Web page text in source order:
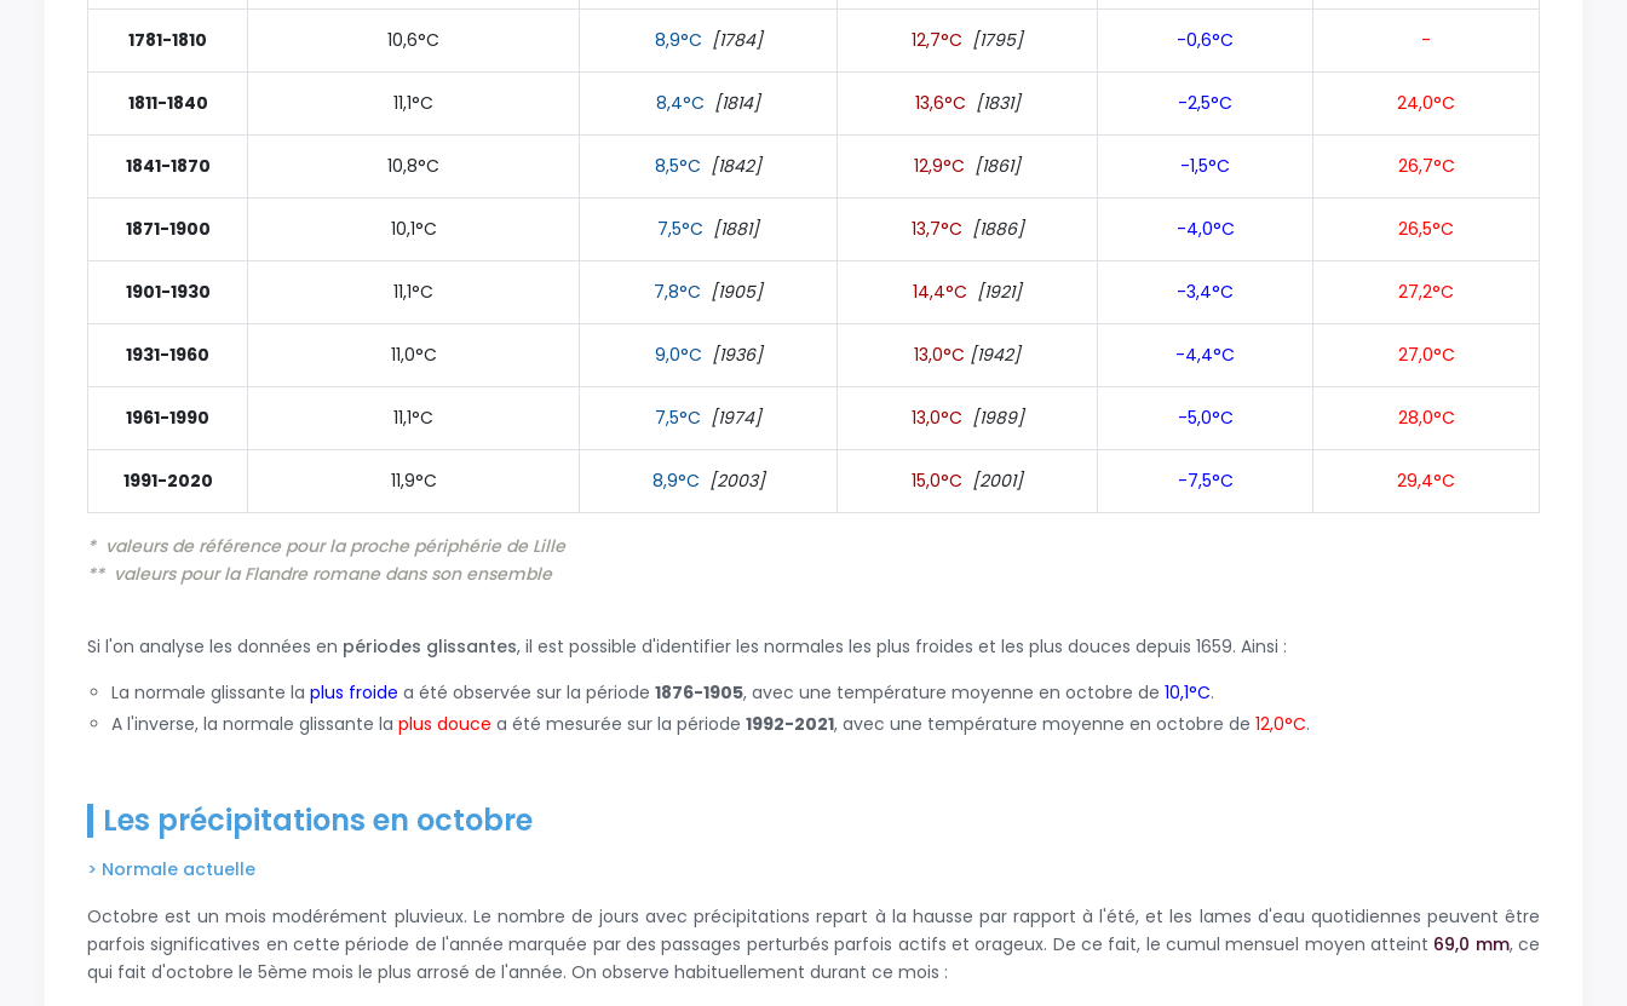
1781-1810 10,6°C 8,9°C [1784] 12,7°C [1795] -0,6°C -
1811-1840 11,1°C 8,4°C [1814] 13,6°C [1831] -2,5°C 24,0°C
1841-1870 10,8°C 8,5°C [1842] 12,9°C [1861] -1,5°C 26,7°C
1871-1900 10,1°C 7,5°C [1881] 13,7°C [1886] -4,0°C 26,5°C
1901-1930 11,1°C 7,8°C [1905] 14,4°C [1921] -3,4°C 27,2°C
1931-1960 11,0°C 9,0°C [1936] 13,0°C [1942] -4,4°C 27,0°C
1961-1990 11,1°C 7,5°C [1974] 13,0°C [1989] -5,0°C 28,0°C
1991-2020 11,9°C 8,9°C [2003] 15,0°C [2001] -7,5°C 29,4°C
* valeurs de référence pour la proche périphérie de Lille
** valeurs pour la Flandre romane dans son ensemble
Si l'on analyse les données en périodes glissantes, il est possible d'identifier les normales les plus froides et les plus douces depuis 1659. Ainsi :
La normale glissante la plus froide a été observée sur la période 1876-1905, avec une température moyenne en octobre de 10,1°C.
A l'inverse, la normale glissante la plus douce a été mesurée sur la période 1992-2021, avec une température moyenne en octobre de 12,0°C.
Les précipitations en octobre
> Normale actuelle
Octobre est un mois modérément pluvieux. Le nombre de jours avec précipitations repart à la hausse par rapport à l'été, et les lames d'eau quotidiennes peuvent être
parfois significatives en cette période de l'année marquée par des passages perturbés parfois actifs et orageux. De ce fait, le cumul mensuel moyen atteint 69,0 mm, ce
qui fait d'octobre le 5ème mois le plus arrosé de l'année. On observe habituellement durant ce mois :